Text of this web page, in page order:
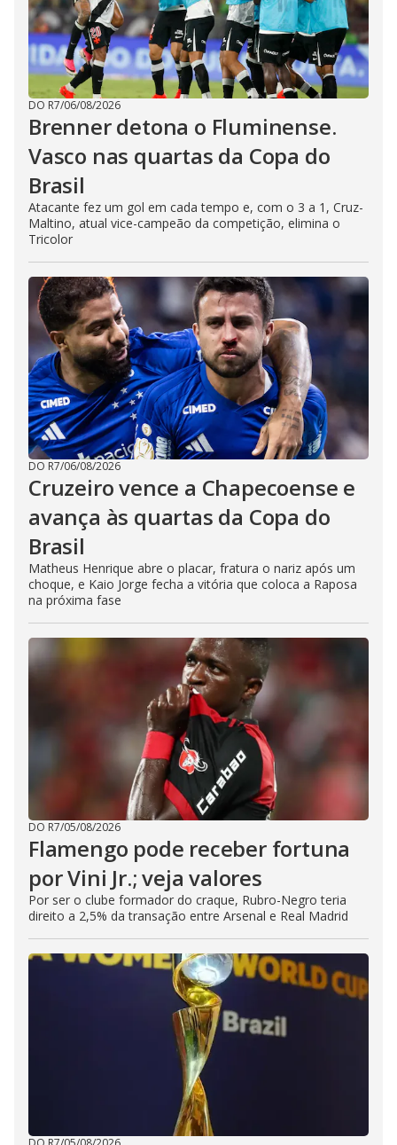
DO R7/06/08/2026
Brenner detona o Fluminense.
Vasco nas quartas da Copa do
Brasil
Atacante fez um gol em cada tempo e, com o 3 a 1, Cruz-
Maltino, atual vice-campeão da competição, elimina o
Tricolor
DO R7/06/08/2026
Cruzeiro vence a Chapecoense e
avança às quartas da Copa do
Brasil
Matheus Henrique abre o placar, fratura o nariz após um
choque, e Kaio Jorge fecha a vitória que coloca a Raposa
na próxima fase
DO R7/05/08/2026
Flamengo pode receber fortuna
por Vini Jr.; veja valores
Por ser o clube formador do craque, Rubro-Negro teria
direito a 2,5% da transação entre Arsenal e Real Madrid